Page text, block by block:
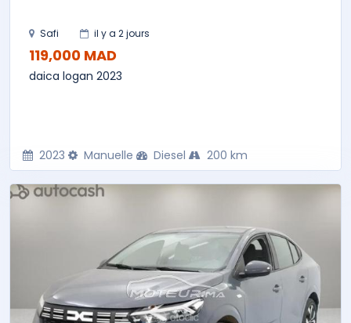
Safi il y a 2 jours
119,000 MAD
daica logan 2023
2023 Manuelle Diesel 200 km